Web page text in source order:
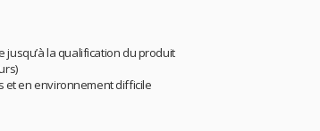
jusqu’à la qualification du produit
et en environnement difficile